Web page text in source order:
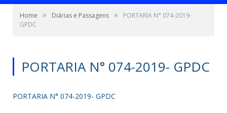
Home » Diárias e Passagens »
PORTARIA N° 074-2019-
GPDC
PORTARIA N° 074-2019- GPDC
PORTARIA N° 074-2019- GPDC